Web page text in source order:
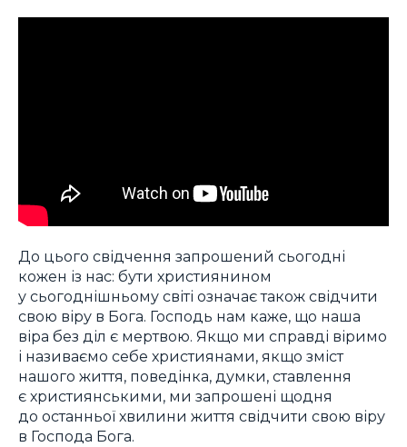
До цього свідчення запрошений сьогодні
кожен із нас: бути християнином
у сьогоднішньому світі означає також свідчити
свою віру в Бога. Господь нам каже, що наша
віра без діл є мертвою. Якщо ми справді віримо
і називаємо себе християнами, якщо зміст
нашого життя, поведінка, думки, ставлення
є християнськими, ми запрошені щодня
до останньої хвилини життя свідчити свою віру
в Господа Бога.